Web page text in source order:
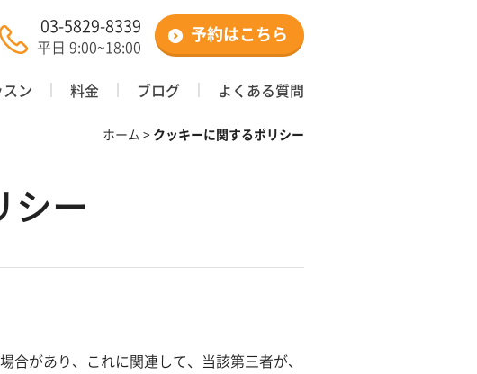
03-5829-8339
平日 9:00~18:00
予約はこちら
ン 料金 ブログ よくある質問
ホーム > クッキーに関するポリシー
シー
があり、これに関連して、当該第三者が、